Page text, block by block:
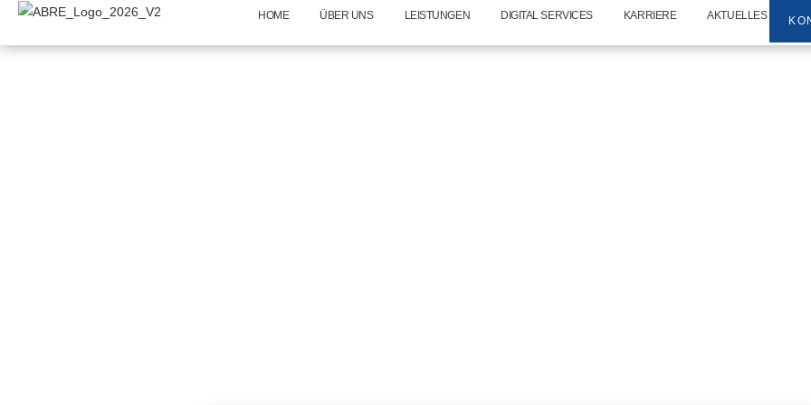
HOME ÜBER UNS LEISTUNGEN DIGITAL SERVICES KARRIERE AKTUELLES